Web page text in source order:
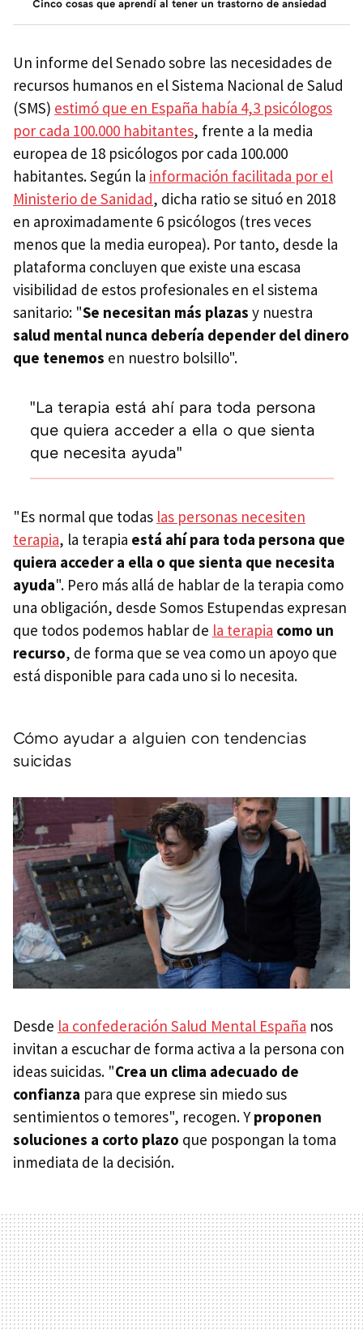
Cinco cosas que aprendí al tener un trastorno de ansiedad
Un informe del Senado sobre las necesidades de
recursos humanos en el Sistema Nacional de Salud
(SMS) estimó que en España había 4,3 psicólogos
por cada 100.000 habitantes, frente a la media
europea de 18 psicólogos por cada 100.000
habitantes. Según la información facilitada por el
Ministerio de Sanidad, dicha ratio se situó en 2018
en aproximadamente 6 psicólogos (tres veces
menos que la media europea). Por tanto, desde la
plataforma concluyen que existe una escasa
visibilidad de estos profesionales en el sistema
sanitario: "Se necesitan más plazas y nuestra
salud mental nunca debería depender del dinero
que tenemos en nuestro bolsillo".
"La terapia está ahí para toda persona
que quiera acceder a ella o que sienta
que necesita ayuda"
"Es normal que todas las personas necesiten
terapia, la terapia está ahí para toda persona que
quiera acceder a ella o que sienta que necesita
ayuda". Pero más allá de hablar de la terapia como
una obligación, desde Somos Estupendas expresan
que todos podemos hablar de la terapia como un
recurso, de forma que se vea como un apoyo que
está disponible para cada uno si lo necesita.
Cómo ayudar a alguien con tendencias
suicidas
Desde la confederación Salud Mental España nos
invitan a escuchar de forma activa a la persona con
ideas suicidas. "Crea un clima adecuado de
confianza para que exprese sin miedo sus
sentimientos o temores", recogen. Yproponen
soluciones a corto plazo que pospongan la toma
inmediata de la decisión.